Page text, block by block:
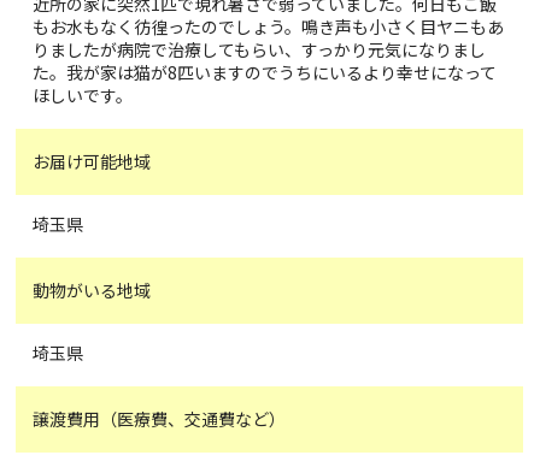
もお水もなく彷徨ったのでしょう。鳴き声も小さく目ヤニもあ
りましたが病院で治療してもらい、すっかり元気になりまし
た。我が家は猫が8匹いますのでうちにいるより幸せになって
ほしいです。
お届け可能地域
埼玉県
動物がいる地域
埼玉県
譲渡費用（医療費、交通費など）